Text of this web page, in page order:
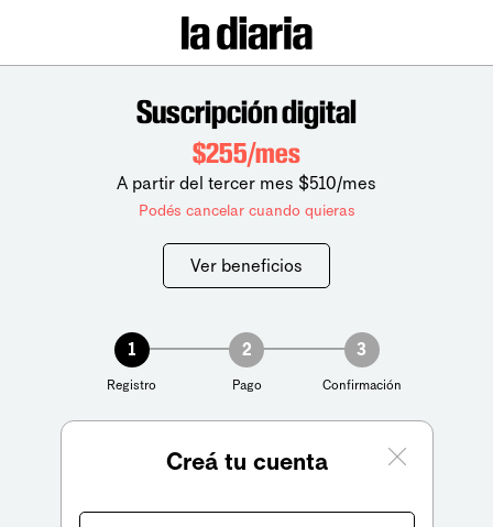
Suscripción digital
$255/mes
A partir del tercer mes $510/mes
Podés cancelar cuando quieras
Ver beneficios
1
Registro
2
Pago
3
Confirmación
Creá tu cuenta